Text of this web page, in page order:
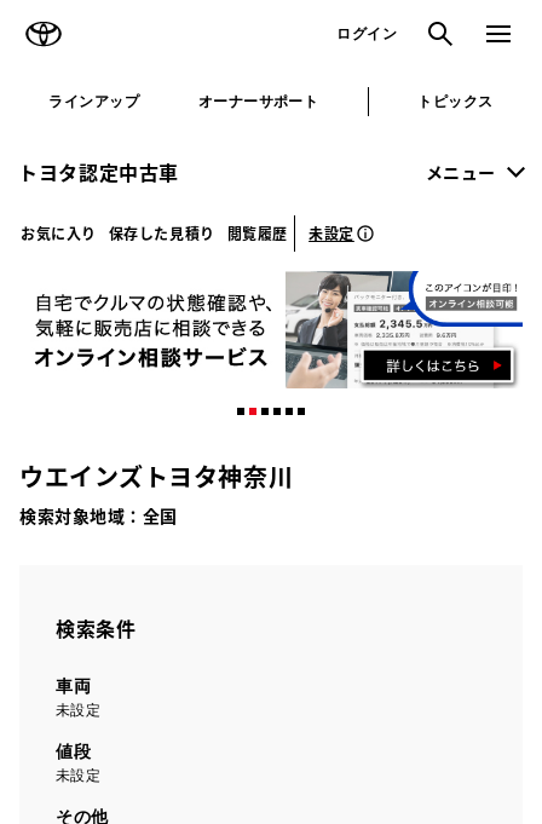
ログイン 検索 メニュ
ラインアップ オーナーサポート トピックス
トヨタ認定中古車 メニュー
お気に入り 保存した見積り 閲覧履歴 未設定
ウエインズトヨタ神奈川
検索対象地域： 全国
検索条件
車両
未設定
値段
未設定
その他